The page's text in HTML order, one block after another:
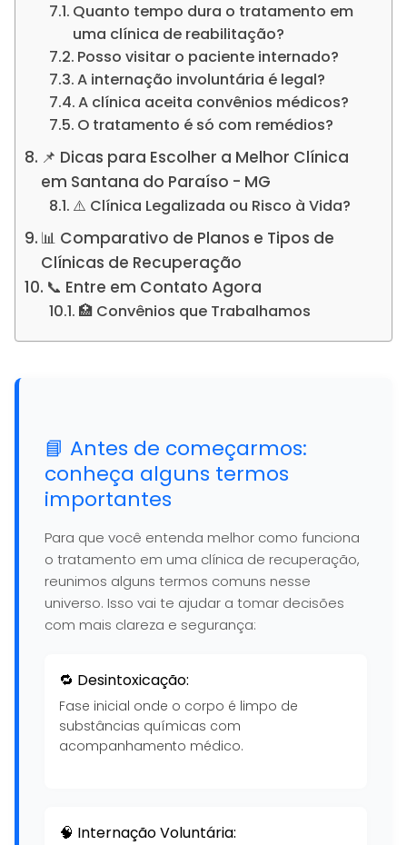
Quanto tempo dura o tratamento em
uma clínica de reabilitação?
Posso visitar o paciente internado?
A internação involuntária é legal?
A clínica aceita convênios médicos?
O tratamento é só com remédios?
📌 Dicas para Escolher a Melhor Clínica
em Santana do Paraíso - MG
⚠️ Clínica Legalizada ou Risco à Vida?
📊 Comparativo de Planos e Tipos de
Clínicas de Recuperação
📞 Entre em Contato Agora
🏥 Convênios que Trabalhamos
📘 Antes de começarmos:
conheça alguns termos
importantes
Para que você entenda melhor como funciona
o tratamento em uma clínica de recuperação,
reunimos alguns termos comuns nesse
universo. Isso vai te ajudar a tomar decisões
com mais clareza e segurança:
🔁 Desintoxicação:
Fase inicial onde o corpo é limpo de
substâncias químicas com
acompanhamento médico.
🧠 Internação Voluntária: